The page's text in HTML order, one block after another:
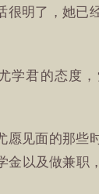
很明了，她已
学君的态度
愿见面的那些
金以及做兼职